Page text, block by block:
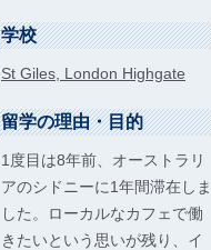
学校
St Giles, London Highgate
留学の理由・目的
1度目は8年前、オーストラリ
アのシドニーに1年間滞在しま
した。ローカルなカフェで働
きたいという思いが残り、イ